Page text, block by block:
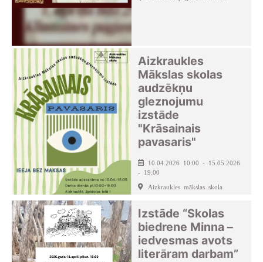
Aizkraukles
Mākslas skolas
audzēkņu
gleznojumu
izstāde
"Krāsainais
pavasaris"
10.04.2026 10:00 - 15.05.2026
- 19:00
Aizkraukles mākslas skola
Izstāde “Skolas
biedrene Minna –
iedvesmas avots
literāram darbam”